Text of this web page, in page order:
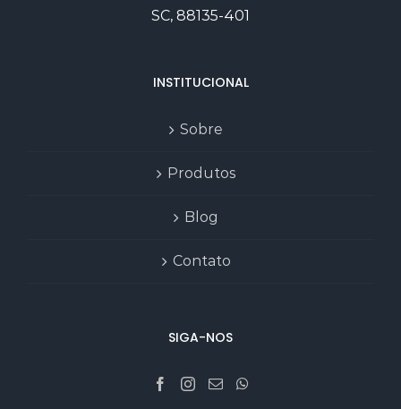
SC, 88135-401
INSTITUCIONAL
Sobre
Produtos
Blog
Contato
SIGA-NOS